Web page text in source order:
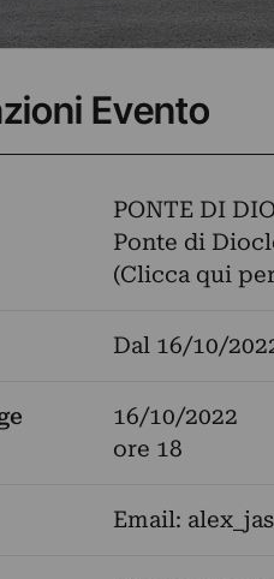
Evento
PONTE DI
Ponte di
(Clicca qui
Dal 16/10/
16/10/2022
ore 18
Email: